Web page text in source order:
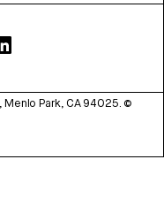
Park, CA 94025. ©